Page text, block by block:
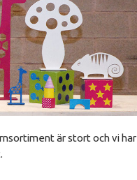
är stort och vi har